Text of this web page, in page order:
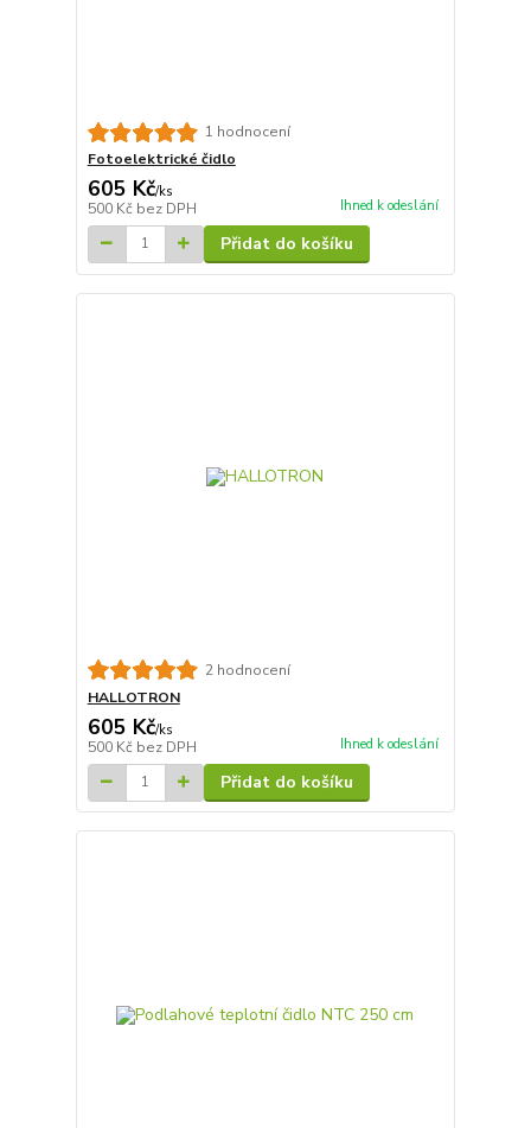
1 hodnocení
Fotoelektrické čidlo
605 Kč/ks
500 Kč bez DPH Ihned k odeslání
Přidat do košíku
2 hodnocení
HALLOTRON
605 Kč/ks
500 Kč bez DPH Ihned k odeslání
Přidat do košíku